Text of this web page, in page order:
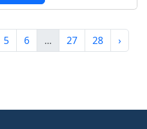
5 6 ... 27 28 ›